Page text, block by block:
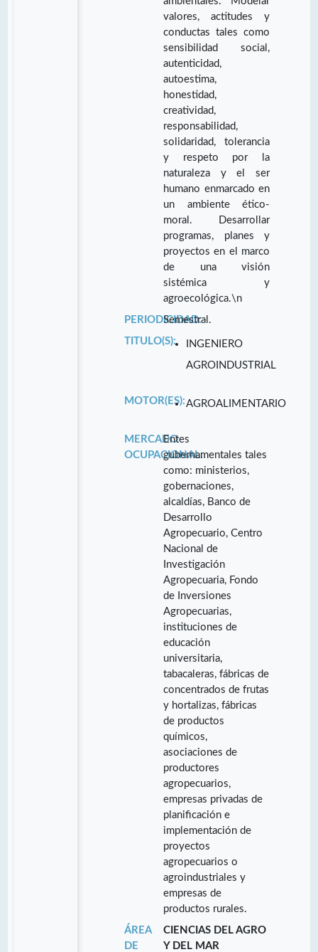
valores, actitudes y
conductas tales como
sensibilidad social,
autenticidad,
autoestima,
honestidad,
creatividad,
responsabilidad,
solidaridad, tolerancia
y respeto por la
naturaleza y el ser
humano enmarcado en
un ambiente ético-
moral. Desarrollar
programas, planes y
proyectos en el marco
de una visión
sistémica y
agroecológica.\n
PERIODICIDAD:
Semestral.
TITULO(S):
INGENIERO
AGROINDUSTRIAL
MOTOR(ES):AGROALIMENTARIO
MERCADO
OCUPACIONAL:
Entes
gubernamentales tales
como: ministerios,
gobernaciones,
alcaldías, Banco de
Desarrollo
Agropecuario, Centro
Nacional de
Investigación
Agropecuaria, Fondo
de Inversiones
Agropecuarias,
instituciones de
educación
universitaria,
tabacaleras, fábricas de
concentrados de frutas
y hortalizas, fábricas
de productos
químicos,
asociaciones de
productores
agropecuarios,
empresas privadas de
planificación e
implementación de
proyectos
agropecuarios o
agroindustriales y
empresas de
productos rurales.
ÁREA
DE
CIENCIAS DEL AGRO
Y DEL MAR